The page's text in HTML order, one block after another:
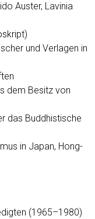
Aus­ter, Lavi­nia
und Ver­la­gen in
dem Besitz von
das Bud­dhis­ti­sche
in Japan, Hong­
(1965–1980)